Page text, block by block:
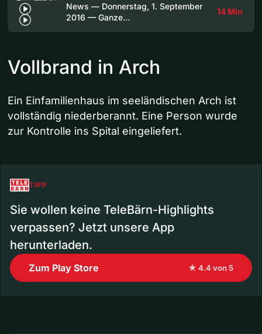
News — Donnerstag, 1. September
2016 — Ganze…
14 Min
Vollbrand in Arch
Ein Einfamilienhaus im seeländischen Arch ist
vollständig niederberannt. Eine Person wurde
zur Kontrolle ins Spital eingeliefert.
TIPP
Sie wollen keine TeleBärn-Highlights
verpassen? Jetzt unsere App
herunterladen.
Zum Play Store ★ 4.4 von 5